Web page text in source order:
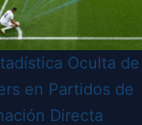
Oculta
en Partidos de
Directa